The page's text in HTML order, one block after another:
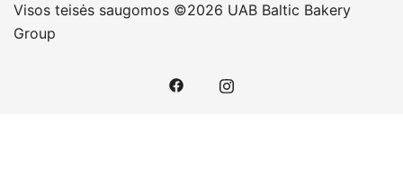
Visos teisės saugomos ©2026 UAB Baltic Bakery
Group